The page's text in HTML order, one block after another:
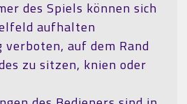
des Spiels können sich
aufhalten
auf dem Rand
zu sitzen, knien oder